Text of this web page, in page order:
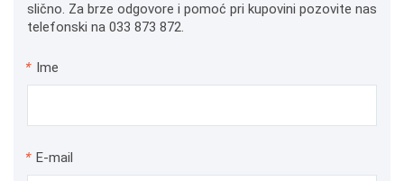
slično. Za brze odgovore i pomoć pri kupovini pozovite nas
telefonski na 033 873 872.
* Ime
* E-mail